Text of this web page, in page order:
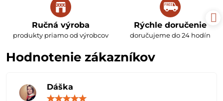
Ručná výroba
produkty priamo od výrobcov
Rýchle doručenie
doručujeme do 24 hodín
Hodnotenie zákazníkov
Dáška